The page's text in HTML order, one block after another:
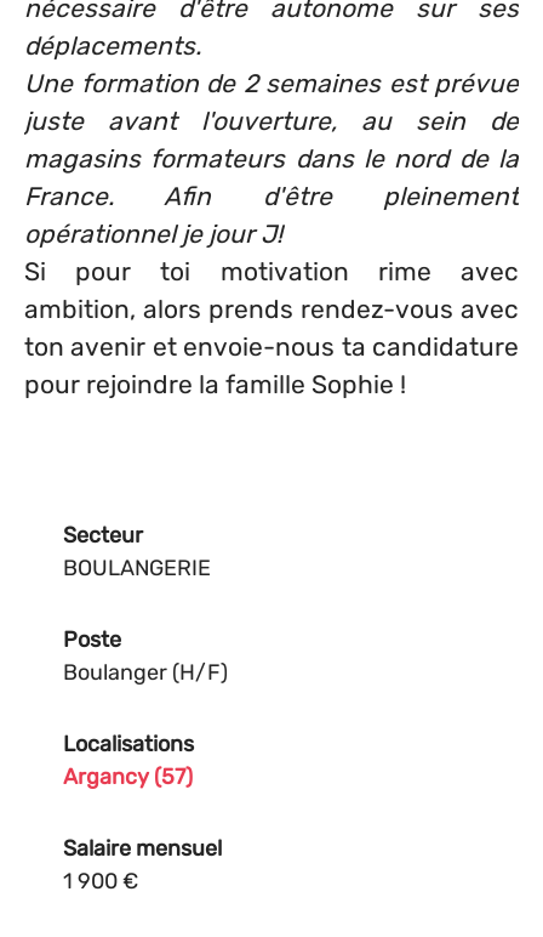
nécessaire d'être autonome sur ses
déplacements.
Une formation de 2 semaines est prévue
juste avant l'ouverture, au sein de
magasins formateurs dans le nord de la
France. Afin d'être pleinement
opérationnel je jour J!
Si pour toi motivation rime avec
ambition, alors prends rendez-vous avec
ton avenir et envoie-nous ta candidature
pour rejoindre la famille Sophie !
Secteur
BOULANGERIE
Poste
Boulanger (H/F)
Localisations
Argancy (57)
Salaire mensuel
1 900 €